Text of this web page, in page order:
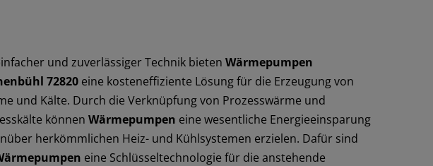
und zuverlässiger Technik bietenWärmepumpen
72820 eine kosteneffiziente Lösung für die Erzeugung von
und Kälte. Durch die Verknüpfung von Prozesswärme und
könnenWärmepumpen eine wesentliche Energieeinsparung
herkömmlichen Heiz- und Kühlsystemen erzielen. Dafür sind
eine Schlüsseltechnologie für die anstehende